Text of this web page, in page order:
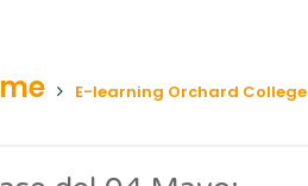
E-learning Orchard College